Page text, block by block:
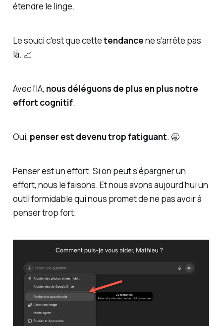
étendre le linge.
Le souci c'est que cettetendancene s'arrête pas
là. 📈
Avec l'IA, nous déléguons de plus en plus notre
effort cognitif.
Oui, penser est devenu trop fatiguant. 🥱
Penser est un effort. Si on peut s'épargner un
effort, nous le faisons. Et nous avons aujourd'hui un
outil formidable qui nous promet de ne pas avoir à
penser trop fort.